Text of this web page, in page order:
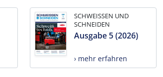
SCHWEISSEN UND
SCHNEIDEN
Ausgabe 5 (2026)
› mehr erfahren